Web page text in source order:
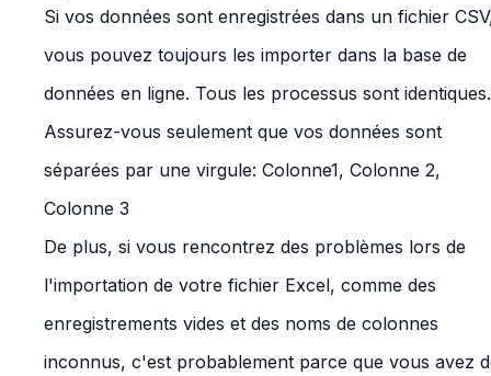
Si vos données sont enregistrées dans un fichier
vous pouvez toujours les importer dans la base de
données en ligne. Tous les processus sont identiques.
Assurez-vous seulement que vos données sont
séparées par une virgule: Colonne1, Colonne 2,
Colonne 3
De plus, si vous rencontrez des problèmes lors de
l'importation de votre fichier Excel, comme des
enregistrements vides et des noms de colonnes
inconnus, c'est probablement parce que vous avez